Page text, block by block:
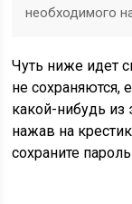
необходимого
Чуть ниже идет
не сохраняются,
какой-нибудь из
нажав на
сохраните